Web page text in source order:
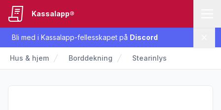
Bli med i Kassalapp-fellesskapet på Discord
Kassalapp®
Hus & hjem Borddekning Stearinlys